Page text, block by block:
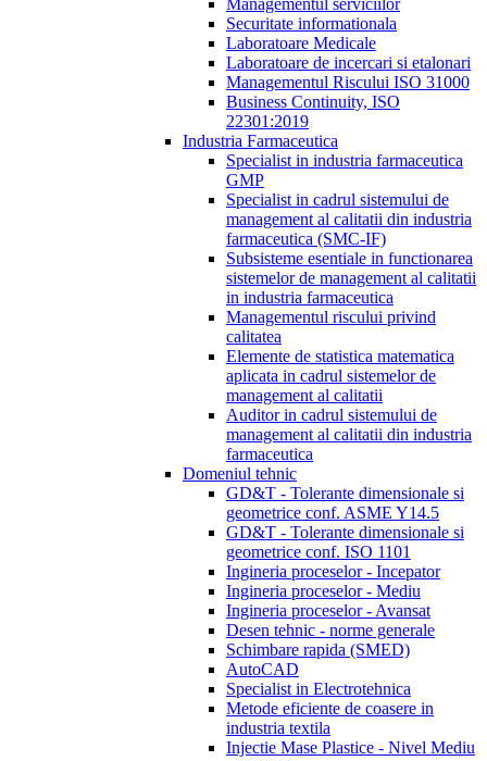
Managementul serviciilor
Securitate informationala
Laboratoare Medicale
Laboratoare de incercari si etalonari
Managementul Riscului ISO 31000
Business Continuity, ISO
22301:2019
Industria Farmaceutica
Specialist in industria farmaceutica
GMP
Specialist in cadrul sistemului de
management al calitatii din industria
farmaceutica (SMC-IF)
Subsisteme esentiale in functionarea
sistemelor de management al calitatii
in industria farmaceutica
Managementul riscului privind
calitatea
Elemente de statistica matematica
aplicata in cadrul sistemelor de
management al calitatii
Auditor in cadrul sistemului de
management al calitatii din industria
farmaceutica
Domeniul tehnic
GD&T - Tolerante dimensionale si
geometrice conf. ASME Y14.5
GD&T - Tolerante dimensionale si
geometrice conf. ISO 1101
Ingineria proceselor - Incepator
Ingineria proceselor - Mediu
Ingineria proceselor - Avansat
Desen tehnic - norme generale
Schimbare rapida (SMED)
AutoCAD
Specialist in Electrotehnica
Metode eficiente de coasere in
industria textila
Injectie Mase Plastice - Nivel Mediu